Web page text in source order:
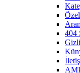
404